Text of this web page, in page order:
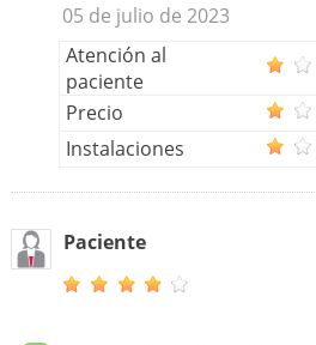
05 de julio de 2023
Atención al
paciente
Precio
Instalaciones
Paciente